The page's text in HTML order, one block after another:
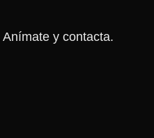
y contacta.